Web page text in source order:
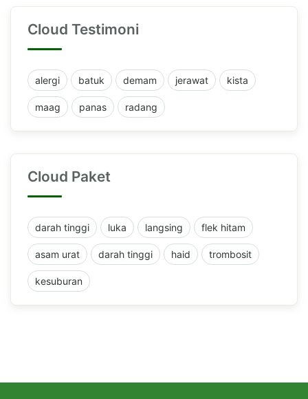
Cloud Testimoni
alergi batuk demam jerawat kista
maag panas radang
Cloud Paket
darah tinggi luka langsing flek hitam
asam urat darah tinggi haid trombosit
kesuburan